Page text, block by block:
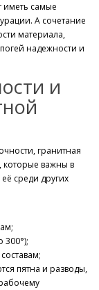
иметь самые
А сочетание
материала,
надежности и
и
гранитная
которые важны в
среди других
300°);
пятна и разводы,